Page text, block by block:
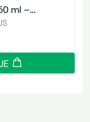
ml –...